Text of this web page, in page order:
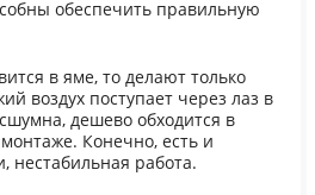
обеспечить правильную
в яме, то делают только
воздух поступает через лаз в
дешево обходится в
Конечно, есть и
нестабильная работа.